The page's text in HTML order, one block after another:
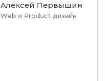
Алексей Первышин
Web и Product дизайн